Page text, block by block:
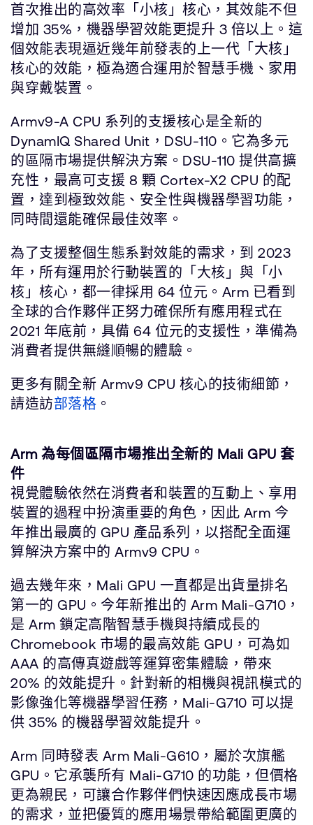
首次推出的高效率「小核」核心，其效能不但
增加 35%，機器學習效能更提升 3 倍以上。這
個效能表現逼近幾年前發表的上一代「大核」
核心的效能，極為適合運用於智慧手機、家用
與穿戴裝置。
Armv9-A CPU 系列的支援核心是全新的
DynamIQ Shared Unit，DSU-110。它為多元
的區隔市場提供解決方案。DSU-110 提供高擴
充性，最高可支援 8 顆 Cortex-X2 CPU 的配
置，達到極致效能、安全性與機器學習功能，
同時間還能確保最佳效率。
為了支援整個生態系對效能的需求，到 2023
年，所有運用於行動裝置的「大核」與「小
核」核心，都一律採用 64 位元。Arm 已看到
全球的合作夥伴正努力確保所有應用程式在
2021 年底前，具備 64 位元的支援性，準備為
消費者提供無縫順暢的體驗。
更多有關全新 Armv9 CPU 核心的技術細節，
請造訪部落格 。
Arm 為每個區隔市場推出全新的 Mali GPU 套
件
視覺體驗依然在消費者和裝置的互動上、享用
裝置的過程中扮演重要的角色，因此 Arm 今
年推出最廣的 GPU 產品系列，以搭配全面運
算解決方案中的 Armv9 CPU。
過去幾年來，Mali GPU 一直都是出貨量排名
第一的 GPU。今年新推出的 Arm Mali-G710，
是 Arm 鎖定高階智慧手機與持續成長的
Chromebook 市場的最高效能 GPU，可為如
AAA 的高傳真遊戲等運算密集體驗，帶來
20% 的效能提升。針對新的相機與視訊模式的
影像強化等機器學習任務，Mali-G710 可以提
供 35% 的機器學習效能提升。
Arm 同時發表 Arm Mali-G610，屬於次旗艦
GPU。它承襲所有 Mali-G710 的功能，但價格
更為親民，可讓合作夥伴們快速因應成長市場
的需求，並把優質的應用場景帶給範圍更廣的